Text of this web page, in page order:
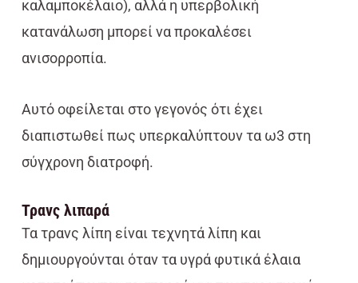
καλαμποκέλαιο), αλλά η υπερβολική
κατανάλωση μπορεί να προκαλέσει
ανισορροπία.
Αυτό οφείλεται στο γεγονός ότι έχει
διαπιστωθεί πως υπερκαλύπτουν τα ω3 στη
σύγχρονη διατροφή.
Τρανς λιπαρά
Τα τρανς λίπη είναι τεχνητά λίπη και
δημιουργούνται όταν τα υγρά φυτικά έλαια